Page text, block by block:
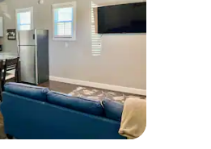
de 5; 4 evaluaciones